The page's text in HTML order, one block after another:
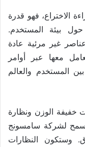
الاختراع، فهو قدرة
بيئة المستخدم.
غير مرئية عادة
معها عبر أوامر
المستخدم والعالم
خفيفة الوزن ونظارة
لشركة سامسونج
وستكون النظارات